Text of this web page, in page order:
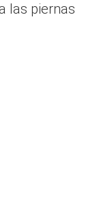
las piernas